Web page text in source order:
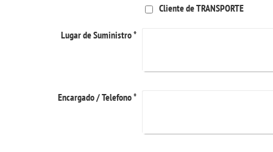
Cliente de TRANSPORTE
Lugar de Suministro*
Encargado / Telefono*